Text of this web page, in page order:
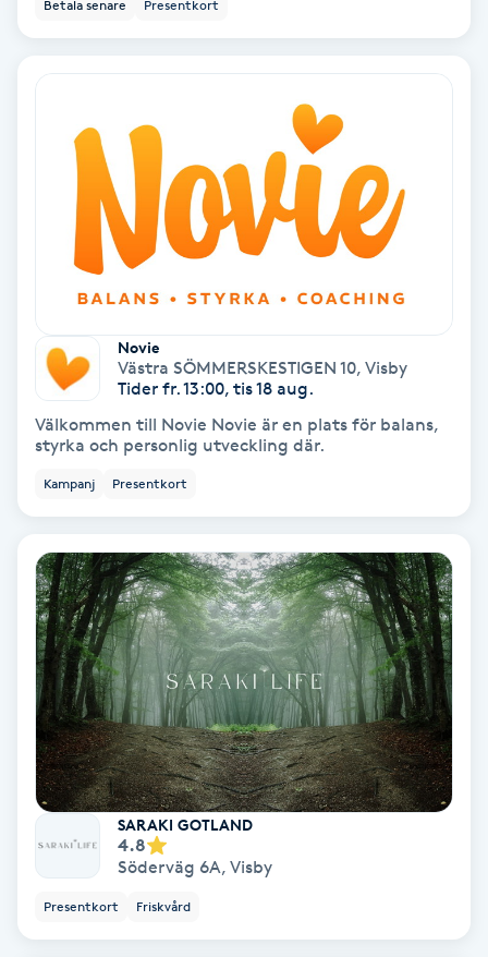
Fotmassage
Fotsvamp
Fransborttagning
Fransförlängning
Fransförlängning Megavolym
Fransförlängning Volym
Fransk manikyr
Fransrengöring
Frekvensterapi
Friskvård
Friskvårdsmassage
Betala senare Presentkort
Novie
Västra SÖMMERSKESTIGEN 10, Visby
Tider fr. 13:00, tis 18 aug.
Välkommen till Novie Novie är en plats för balans,
styrka och personlig utveckling där.
Kampanj Presentkort
SARAKI GOTLAND
4.8
Söderväg 6A, Visby
Presentkort Friskvård